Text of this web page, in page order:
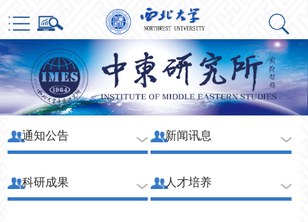
通知公告 新闻讯息
科研成果 人才培养